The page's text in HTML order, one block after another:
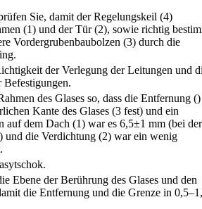
Sie, damit der Regelungskeil (4)
(1) und der Tür (2), sowie richtig
Vordergrubenbaubolzen (3) durch die
der Verlegung der Leitungen und
Befestigungen.
des Glases so, dass die Entfernung ()
Kante des Glases (3 fest) und ein
auf dem Dach (1) war es 6,5±1 mm (bei der
und die Verdichtung (2) war ein wenig
Ebene der Berührung des Glases und den
die Entfernung und die Grenze in